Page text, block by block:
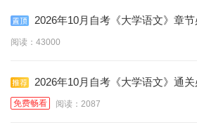
2026年10月自考《大学语文》章
阅读：43000
2026年10月自考《大学语文》通
免费畅看 阅读：2087